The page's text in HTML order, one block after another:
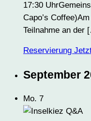
17:30
Capo’s
Teilnahme an der
Reservierung
September
Mo. 7